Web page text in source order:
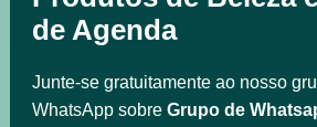
Termos de Uso
de Agenda
Junte-se gratuitamente ao nosso
WhatsApp sobre Grupo de